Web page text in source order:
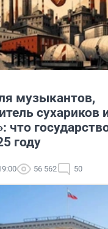
музыкантов,
сухариков
что
году
56 562 50